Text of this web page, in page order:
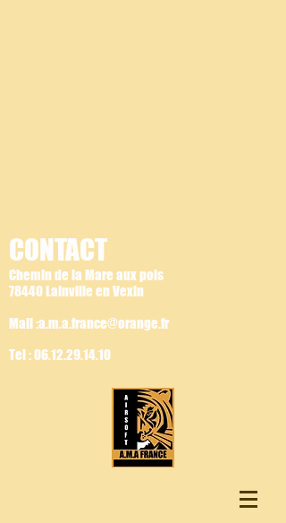
CONTACT
Chemin de la Mare aux pois
78440 Lainville en Vexin
Mail :a.m.a.france@orange.fr
Tel :06.12.29.14.10